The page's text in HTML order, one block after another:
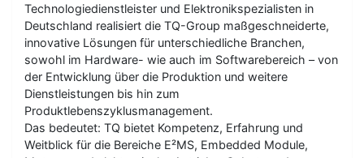
Technologiedienstleister und Elektronikspezialisten in
Deutschland realisiert die TQ-Group maßgeschneiderte,
innovative Lösungen für unterschiedliche Branchen,
sowohl im Hardware- wie auch im Softwarebereich – von
der Entwicklung über die Produktion und weitere
Dienstleistungen bis hin zum
Produktlebenszyklusmanagement.
Das bedeutet: TQ bietet Kompetenz, Erfahrung und
Weitblick für die Bereiche E²MS, Embedded Module,